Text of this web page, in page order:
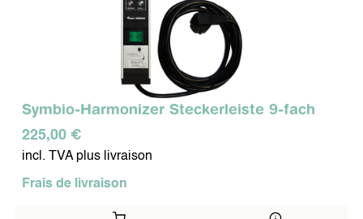
Symbio-Harmonizer Steckerleiste 9-fach
225,00 €
incl. TVA plus livraison
Frais de livraison